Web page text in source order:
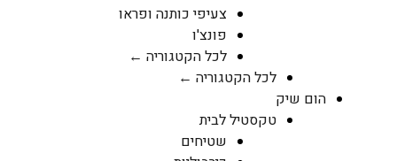
צעיפי כותנה ופראו
פונצ'ו
לכל הקטגוריה ←
לכל הקטגוריה ←
הום שיק
טקסטיל לבית
שטיחים